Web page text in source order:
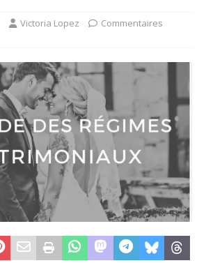
Victoria Lopez
Commentaires